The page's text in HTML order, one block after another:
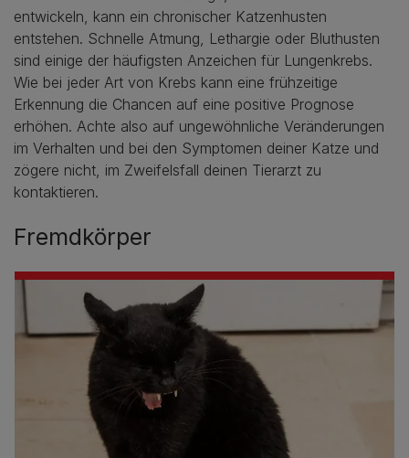
entwickeln, kann ein chronischer Katzenhusten
entstehen. Schnelle Atmung, Lethargie oder Bluthusten
sind einige der häufigsten Anzeichen für Lungenkrebs.
Wie bei jeder Art von Krebs kann eine frühzeitige
Erkennung die Chancen auf eine positive Prognose
erhöhen. Achte also auf ungewöhnliche Veränderungen
im Verhalten und bei den Symptomen deiner Katze und
zögere nicht, im Zweifelsfall deinen Tierarzt zu
kontaktieren.
Fremdkörper